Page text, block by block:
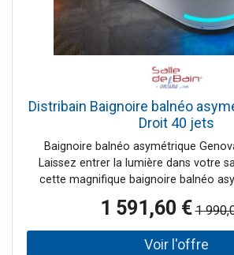
Distribain Baignoire balnéo
Droit 40 jets
Baignoire balnéo asymétrique
Laissez entrer la lumière dans votre
cette magnifique baignoire balnéo
une détente absolue. Le spot
sur tablier diffusent leur lumière pour
de bain toute entière et disperser
1 591,60 € 1